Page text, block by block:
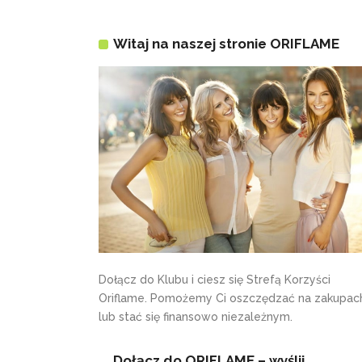
Witaj na naszej stronie ORIFLAME
Dołącz do Klubu i ciesz się Strefą Korzyści
Oriflame. Pomożemy Ci oszczędzać na
lub stać się finansowo niezależnym.